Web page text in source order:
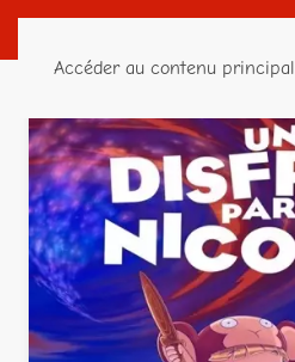
Accéder au contenu principal